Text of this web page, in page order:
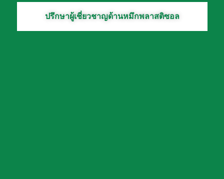
ปรึกษาผู้เชี่ยวชาญด้านหมึกพลาสติซอล